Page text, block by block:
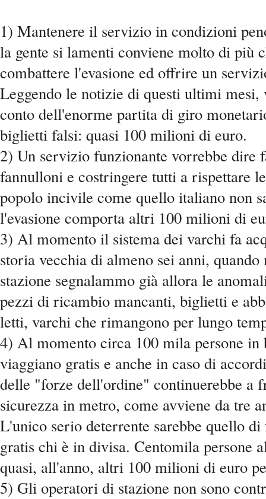
1) Mantenere il servizio in condizioni
la gente si lamenti conviene molto di più
combattere l'evasione ed offrire un
Leggendo le notizie di questi ultimi mesi,
conto dell'enorme partita di giro
biglietti falsi: quasi 100 milioni di euro.
2) Un servizio funzionante vorrebbe dire
fannulloni e costringere tutti a rispettare
popolo incivile come quello italiano non
l'evasione comporta altri 100 milioni di
3) Al momento il sistema dei varchi fa
storia vecchia di almeno sei anni,
stazione segnalammo già allora le
pezzi di ricambio mancanti, biglietti e
letti, varchi che rimangono per lungo
4) Al momento circa 100 mila persone in
viaggiano gratis e anche in caso di
delle "forze dell'ordine" continuerebbe a
sicurezza in metro, come avviene da tre
L'unico serio deterrente sarebbe quello
gratis chi è in divisa. Centomila persone
quasi, all'anno, altri 100 milioni di euro
5) Gli operatori di stazione non sono